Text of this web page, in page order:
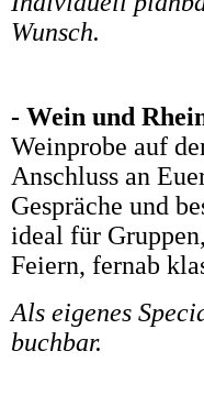
Wunsch.
- Wein und
Weinprobe auf
Anschluss an
Gespräche und
ideal für
Feiern, fernab
Als eigenes
buchbar.